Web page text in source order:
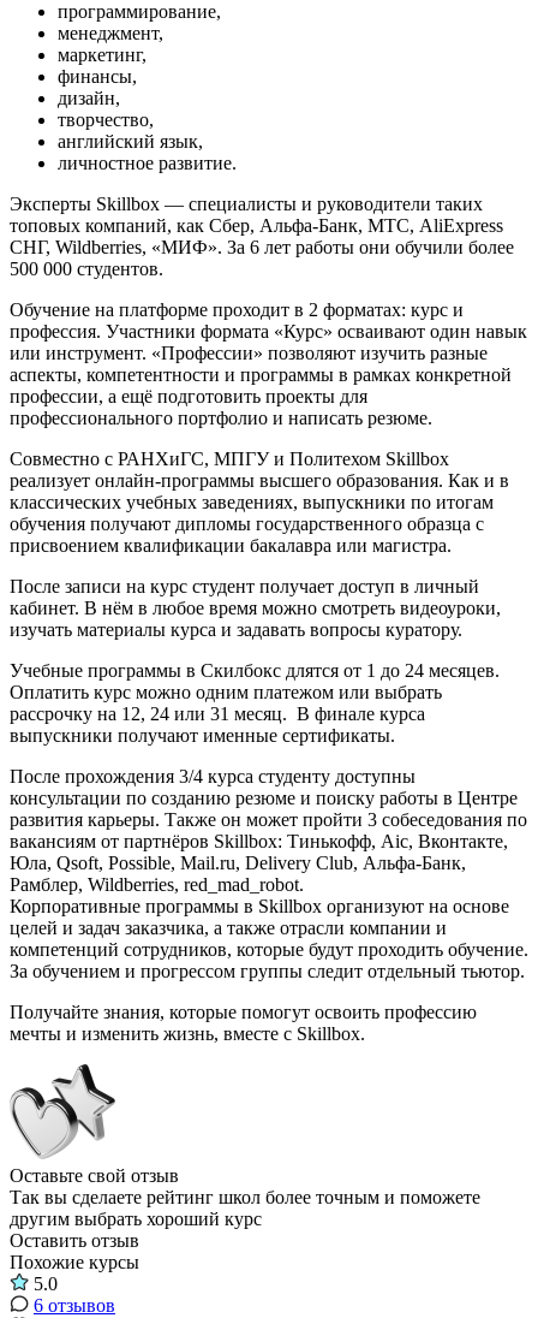
программирование,
менеджмент,
маркетинг,
финансы,
дизайн,
творчество,
английский язык,
личностное развитие.
Эксперты Skillbox — специалисты и руководители таких
топовых компаний, как Сбер, Альфа-Банк, МТС, AliExpress
СНГ, Wildberries, «МИФ». За 6 лет работы они обучили более
500 000 студентов.
Обучение на платформе проходит в 2 форматах: курс и
профессия. Участники формата «Курс» осваивают один навык
или инструмент. «Профессии» позволяют изучить разные
аспекты, компетентности и программы в рамках конкретной
профессии, а ещё подготовить проекты для
профессионального портфолио и написать резюме.
Совместно с РАНХиГС, МПГУ и Политехом Skillbox
реализует онлайн-программы высшего образования. Как и в
классических учебных заведениях, выпускники по итогам
обучения получают дипломы государственного образца с
присвоением квалификации бакалавра или магистра.
После записи на курс студент получает доступ в личный
кабинет. В нём в любое время можно смотреть видеоуроки,
изучать материалы курса и задавать вопросы куратору.
Учебные программы в Скилбокс длятся от 1 до 24 месяцев.
Оплатить курс можно одним платежом или выбрать
рассрочку на 12, 24 или 31 месяц. В финале курса
выпускники получают именные сертификаты.
После прохождения 3/4 курса студенту доступны
консультации по созданию резюме и поиску работы в Центре
развития карьеры. Также он может пройти 3 собеседования по
вакансиям от партнёров Skillbox: Тинькофф, Aic, Вконтакте,
Юла, Qsoft, Possible, Mail.ru, Delivery Club, Альфа-Банк,
Рамблер, Wildberries, red_mad_robot.
Корпоративные программы в Skillbox организуют на основе
целей и задач заказчика, а также отрасли компании и
компетенций сотрудников, которые будут проходить обучение.
За обучением и прогрессом группы следит отдельный тьютор.
Получайте знания, которые помогут освоить профессию
мечты и изменить жизнь, вместе с Skillbox.
Оставьте свой отзыв
Так вы сделаете рейтинг школ более точным и поможете
другим выбрать хороший курс
Оставить отзыв
Похожие курсы
5.0
6 отзывов